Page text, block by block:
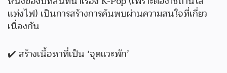
แท่งไฟ) เป็นการสร้างการค้นพบผ่านความสนใจที่เกี่ยว
เนื่องกัน
✔️ สร้างเนื้อหาที่เป็น ‘จุดแวะพัก’